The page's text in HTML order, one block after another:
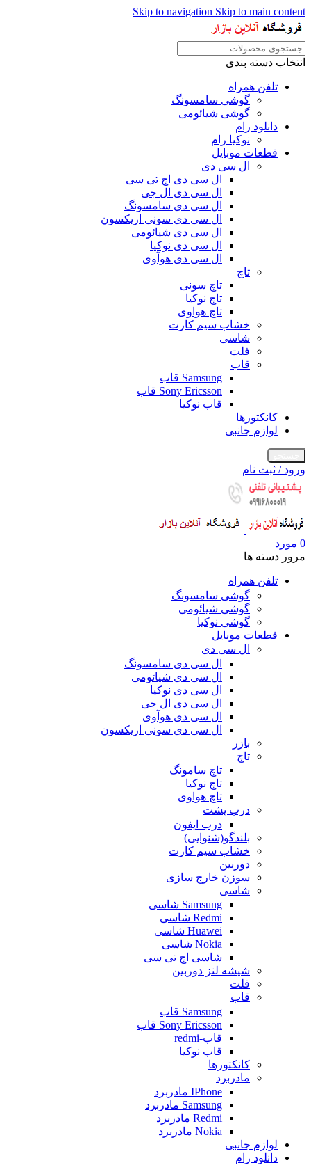
Skip to navigation Skip to main content
انتخاب دسته بندی
تلفن همراه
گوشی سامسونگ
گوشی شیائومی
دانلود رام
نوکیا رام
قطعات موبایل
ال سی دی
ال سی دی اچ تی سی
ال سی دی ال جی
ال سی دی سامسونگ
ال سی دی سونی اریکسون
ال سی دی شیائومی
ال سی دی نوکیا
ال سی دی هوآوی
تاچ
تاچ سونی
تاچ نوکیا
تاچ هواوی
خشاب سیم کارت
شاسی
فلت
قاب
Samsung قاب
Sony Ericsson قاب
قاب نوکیا
کانکتورها
لوازم جانبی
ورود / ثبت نام
0 مورد
مرور دسته ها
تلفن همراه
گوشی سامسونگ
گوشی شیائومی
گوشی نوکیا
قطعات موبایل
ال سی دی
ال سی دی سامسونگ
ال سی دی شیائومی
ال سی دی نوکیا
ال سی دی ال جی
ال سی دی هوآوی
ال سی دی سونی اریکسون
بازر
تاچ
تاچ سامونگ
تاچ نوکیا
تاچ هواوی
درب پشت
درب ایفون
بلندگو(شنوایی)
خشاب سیم کارت
دوربین
سوزن خارج سازی
شاسی
Samsung شاسی
Redmi شاسی
Huawei شاسی
Nokia شاسی
شاسی اچ تی سی
شیشه لنز دوربین
فلت
قاب
Samsung قاب
Sony Ericsson قاب
قاب-redmi
قاب نوکیا
کانکتورها
مادربرد
IPhone مادربرد
Samsung مادربرد
Redmi مادربرد
Nokia مادربرد
لوازم جانبی
دانلود رام